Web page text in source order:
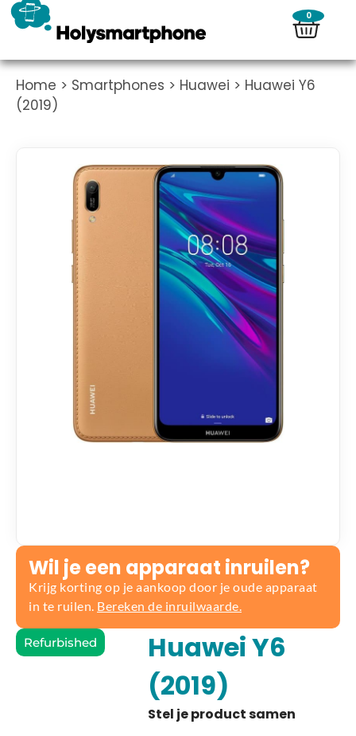
0
Home > Smartphones > Huawei > Huawei Y6
(2019)
Wil je een apparaat inruilen?
Krijg korting op je aankoop door je oude apparaat
in te ruilen. Bereken de inruilwaarde.
Refurbished
Huawei Y6
(2019)